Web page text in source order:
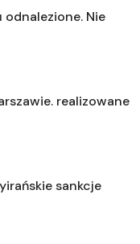
Nie
realizowane
sankcje